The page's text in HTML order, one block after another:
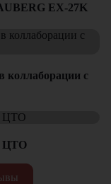
EX-27K
коллаборации с
ЦТО